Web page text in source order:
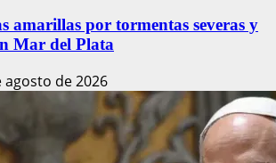
amarillas por tormentas severas y
Mar del Plata
agosto de 2026